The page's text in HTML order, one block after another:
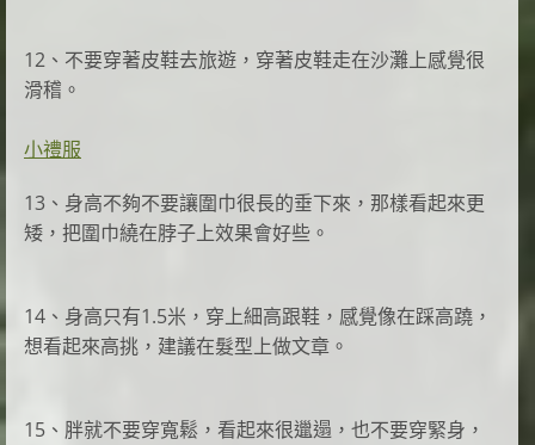
12、不要穿著皮鞋去旅遊，穿著皮鞋走在沙灘上感覺很
滑稽。
小禮服
13、身高不夠不要讓圍巾很長的垂下來，那樣看起來更
矮，把圍巾繞在脖子上效果會好些。
14、身高只有1.5米，穿上細高跟鞋，感覺像在踩高蹺，
想看起來高挑，建議在髮型上做文章。
15、胖就不要穿寬鬆，看起來很邋遢，也不要穿緊身，